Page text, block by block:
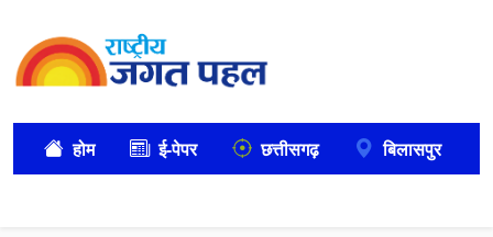
होम ई-पेपर छत्तीसगढ़ बिलासपुर